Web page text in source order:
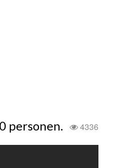
personen. 4336